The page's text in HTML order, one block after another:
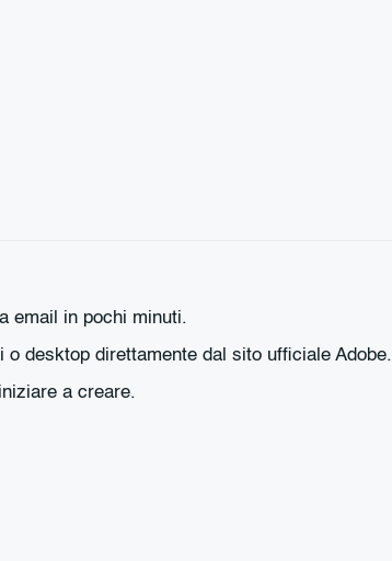
email in pochi minuti.
desktop direttamente dal sito ufficiale Adobe.
a creare.